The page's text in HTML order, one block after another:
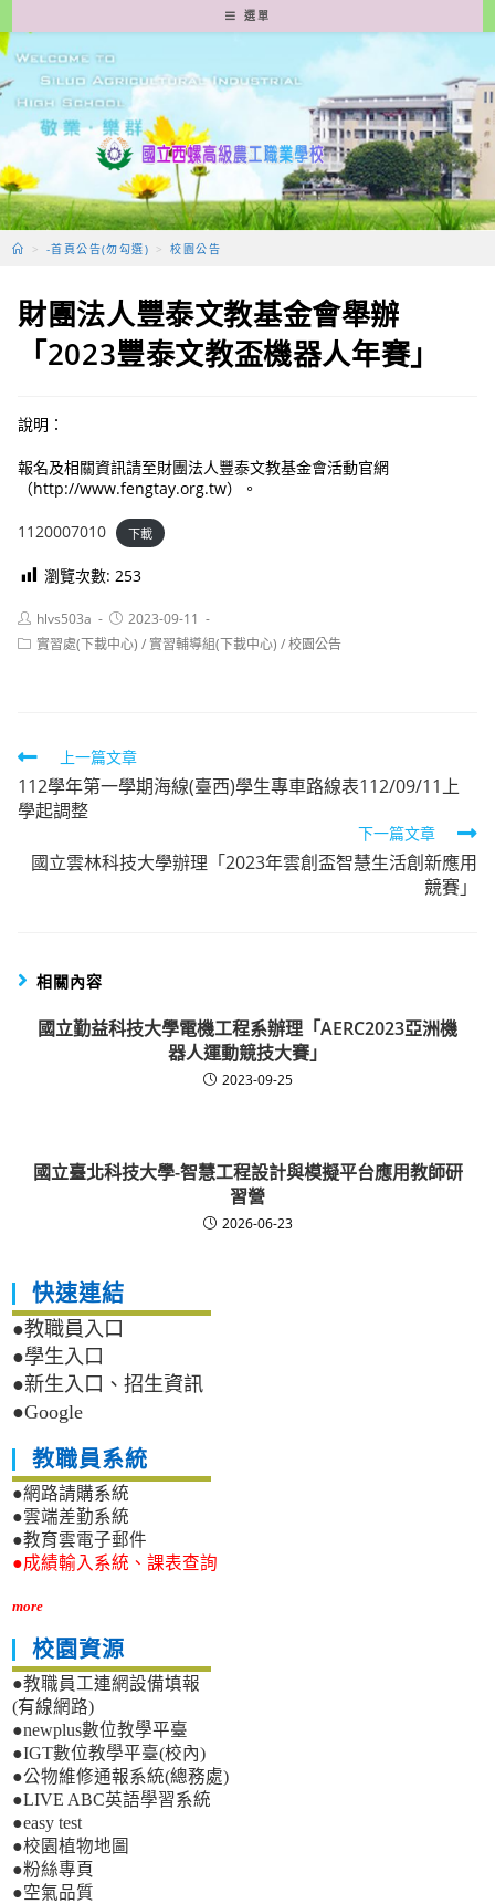
轉
至
要
容
選單
> -首頁公告(勿勾選) > 校園公告
財團法人豐泰文教基金會舉辦
「2023豐泰文教盃機器人年賽」
說明：
報名及相關資訊請至財團法人豐泰文教基金會活動官網
（http://www.fengtay.org.tw）。
1120007010 下載
瀏覽次數: 253
Post
author:
hlvs503a
Post
published:
2023-09-11
Post實習處(下載中心) / 實習輔導組(下載中心) /校園公告
Read
more
articles
上一篇文章
112學年第一學期海線(臺西)學生專車路線表112/09/11上
學起調整
下一篇文章
國立雲林科技大學辦理「2023年雲創盃智慧生活創新應用
競賽」
相關內容
國立勤益科技大學電機工程系辦理「AERC2023亞洲機
器人運動競技大賽」
2023-09-25
國立臺北科技大學-智慧工程設計與模擬平台應用教師研
習營
2026-06-23
快速連結
●教職員入口
●學生入口
●新生入口、招生資訊
●Google
教職員系統
●網路請購系統
●雲端差勤系統
●教育雲電子郵件
●成績輸入系統、課表查詢
more
校園資源
●教職員工連網設備填報
(有線網路)
●newplus數位教學平臺
●IGT數位教學平臺(校內)
●公物維修通報系統(總務處)
●LIVE ABC英語學習系統
●easy test
●校園植物地圖
●粉絲專頁
●空氣品質